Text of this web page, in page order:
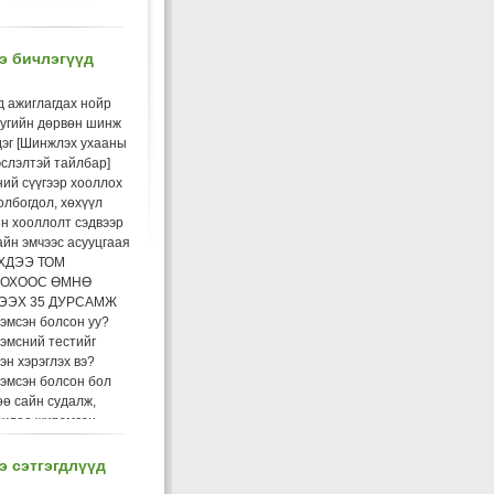
бичлэгүүд
ажиглагдах нойр
дөрвөн шинж
[Шинжлэх ухааны
тайлбар]
сүүгээр хооллох
хөхүүл
хооллолт сэдвээр
эмчээс асууцгаая
ТОМ
ӨМНӨ
35 ДУРСАМЖ
болсон уу?
тестийг
хэрэглэх вэ?
болсон бол
сайн судалж,
жирэмсэн
бэлдэх хэрэгтэй
сэтгэгдлүүд